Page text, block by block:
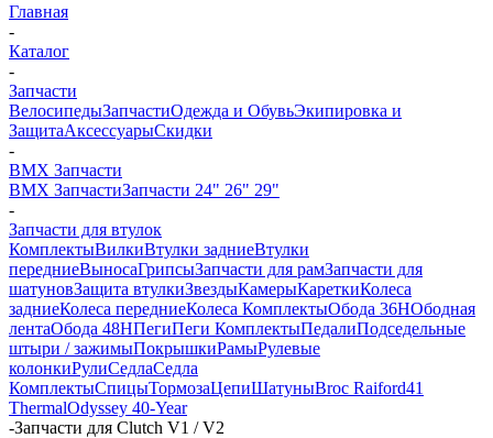
Главная
-
Каталог
-
Запчасти
ВелосипедыЗапчастиОдежда и ОбувьЭкипировка и
ЗащитаАксессуарыСкидки
-
BMX Запчасти
BMX ЗапчастиЗапчасти 24" 26" 29"
-
Запчасти для втулок
КомплектыВилкиВтулки задниеВтулки
передниеВыносаГрипсыЗапчасти для рамЗапчасти для
шатуновЗащита втулкиЗвездыКамерыКареткиКолеса
задниеКолеса передниеКолеса КомплектыОбода 36HОбодная
лентаОбода 48HПегиПеги КомплектыПедалиПодседельные
штыри / зажимыПокрышкиРамыРулевые
колонкиРулиСедлаСедла
КомплектыСпицыТормозаЦепиШатуныBroc Raiford41
ThermalOdyssey 40-Year
-Запчасти для Clutch V1 / V2